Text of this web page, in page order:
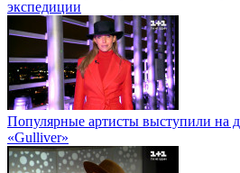
экспедиции
Популярные артисты выступили на
«Gulliver»